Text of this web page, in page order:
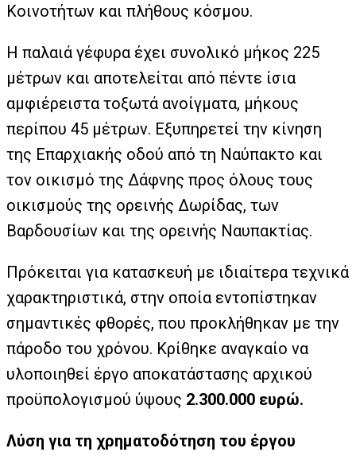
Κοινοτήτων και πλήθους κόσμου.
Η παλαιά γέφυρα έχει συνολικό μήκος 225
μέτρων και αποτελείται από πέντε ίσια
αμφιέρειστα τοξωτά ανοίγματα, μήκους
περίπου 45 μέτρων. Εξυπηρετεί την κίνηση
της Επαρχιακής οδού από τη Ναύπακτο και
τον οικισμό της Δάφνης προς όλους τους
οικισμούς της ορεινής Δωρίδας, των
Βαρδουσίων και της ορεινής Ναυπακτίας.
Πρόκειται για κατασκευή με ιδιαίτερα τεχνικά
χαρακτηριστικά, στην οποία εντοπίστηκαν
σημαντικές φθορές, που προκλήθηκαν με την
πάροδο του χρόνου. Κρίθηκε αναγκαίο να
υλοποιηθεί έργο αποκατάστασης αρχικού
προϋπολογισμού ύψους 2.300.000 ευρώ.
Λύση για τη χρηματοδότηση του έργου